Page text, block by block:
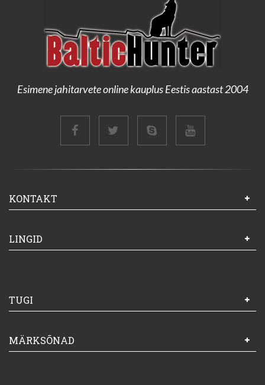
Esimene jahitarvete online kauplus Eestis aastast 2004
KONTAKT
LINGID
TUGI
MÄRKSÕNAD